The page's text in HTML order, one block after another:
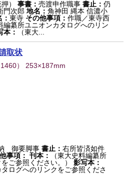
） 事書：売渡申作職事 書止：仍
門次郎 地名：角神田 縄本 信濃小
：東寺 その他事項：作職／東寺西
編纂所ユニオンカタログへのリン
本： （東大...
取状
1460） 253×187mm
御要脚事書止：右所皆済如件
事項： 刊本：
（東大史料編纂所
ご参照ください。）
影写本：
ログへのリンクをご参照くださ